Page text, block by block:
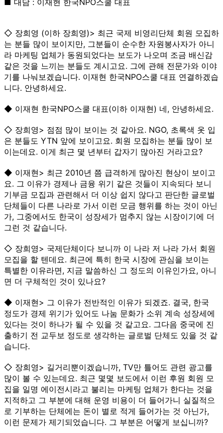
◇ 장희영 (이하 장희영)> 최근 국제 비영리단체 회원 모집하
는 분들 많이 보이지만, 그분들이 순수한 자원봉사자가 아니
라 마케팅 업체가 동원되었다는 보도가 나오며 조금 배신감
같은 것을 느끼는 분들도 계시고요. 그에 관해 전문가와 이야
기를 나눠보겠습니다. 이재현 한국NPO스쿨 대표 연결하겠습
니다. 안녕하세요.
◆ 이재현 한국NPO스쿨 대표(이하 이재현) 네, 안녕하세요.
◇ 장희영> 점점 많이 보이는 것 같아요. NGO, 초록색 옷 입
은 분들도 YTN 앞에 보이고요. 회원 모집하는 분들 많이 보
이는데요. 이게 최근 몇 년부터 갑자기 많아진 거라고요?
◆ 이재현> 최근 2010년 쯤 급격하게 많아진 현상이 보이고
요. 그 이유가 경제나 금융 위기 같은 것들이 지속되다 보니
기부금 모집과 관련해서 더 이상 쉽지 않다고 판단한 글로벌
단체들이 다른 나라로 가서 이런 모금 행위를 하는 것이 아닌
가, 그중에서도 한국이 성장세가 멈추지 않는 시장이기에 더
그런 것 같습니다.
◇ 장희영> 국제단체이다 보니까 이 나라 저 나라 가서 회원
모집을 할 텐데요. 최근에 특히 한국 시장에 관심을 보이는
특별한 이유라면, 지금 말씀하신 그 정도의 이유인가요, 아니
면 더 구체적인 것이 있나요?
◆ 이재현> 그 이유가 전반적인 이유가 되겠죠. 결국, 한국
정도가 경제 위기가 있어도 나눔 문화가 소위 계속 성장세에
있다는 것이 하나가 될 수 있을 것 같고요. 그다음 중국에 진
출하기 전 교두보 정도로 생각하는 글로벌 단체도 있을 것 같
습니다.
◇ 장희영> 길거리뿐이겠습니까, TV만 틀어도 관련 광고를
많이 볼 수 있는데요. 최근 몇몇 보도에서 이런 후원 회원 모
집을 일명 에이전시라고 불리는 마케팅 업체가 한다는 것을
지적하고 그 부분에 대해 운영 비용이 더 들어가니 실질적으
로 기부하는 단체에는 돈이 별로 적게 들어가는 것 아닌가,
이런 문제가 제기되었습니다. 그 부분은 어떻게 보십니까?